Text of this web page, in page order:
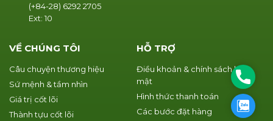
VỀ CHÚNG TÔI
Câu chuyện thương hiệu
Sứ mệnh & tầm nhìn
Giá trị cốt lõi
Thành tựu cốt lõi
HỖ TRỢ
Điều khoản & chính sách bảo
mật
Hình thức thanh toán
Các bước đặt hàng
(+84-28) 6292 2705
Ext: 10
Phone
Zalo